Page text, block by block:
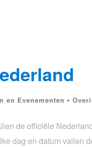
en Evenementen •
de officiële
dag en datum vallen